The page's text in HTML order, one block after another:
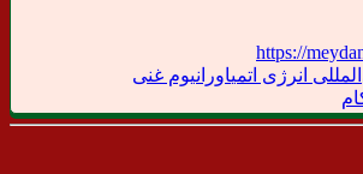
https://
انرژی اتمیاورانیوم غنی